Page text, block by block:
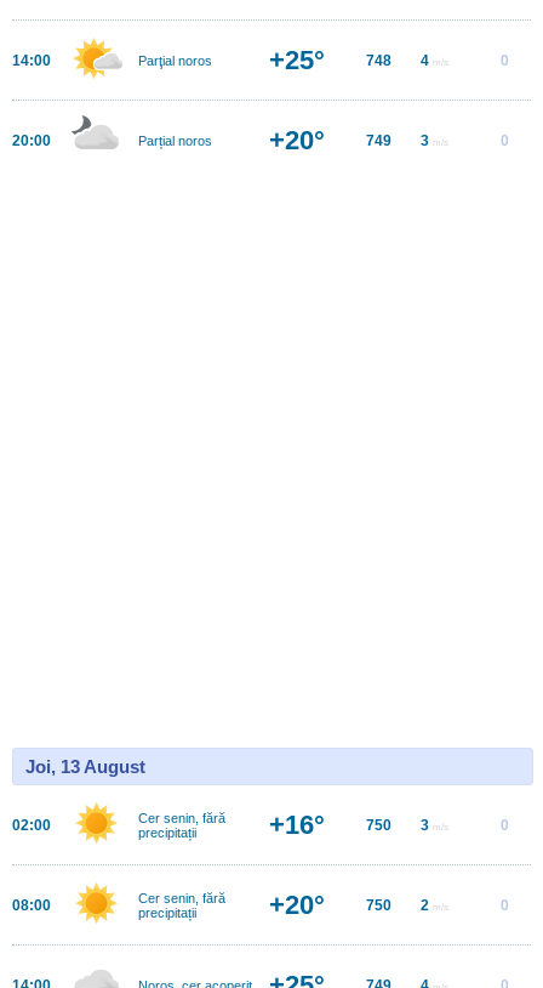
14:00 Parţial noros +25° 748 4 m/s 0
20:00 Parțial noros +20° 749 3 m/s 0
Joi, 13 August
02:00
Cer senin, fără
precipitații
+16° 750 3 m/s 0
08:00
Cer senin, fără
precipitații
+20° 750 2 m/s 0
Noros, cer acoperit